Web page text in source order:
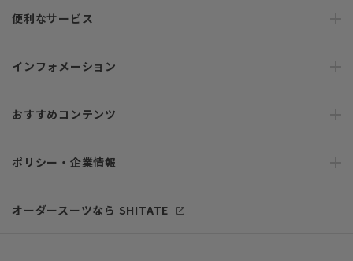
便利なサービス
インフォメーション
おすすめコンテンツ
ポリシー・企業情報
オーダースーツなら SHITATE